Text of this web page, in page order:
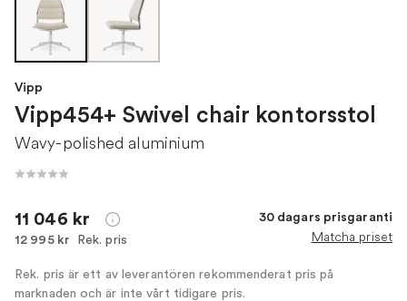
Vipp
Vipp454+ Swivel chair kontorsstol
Wavy-polished aluminium
11 046 kr
12 995 kr Rek. pris
30 dagars prisgaranti
Matcha priset
Rek. pris är ett av leverantören rekommenderat pris på
marknaden och är inte vårt tidigare pris.